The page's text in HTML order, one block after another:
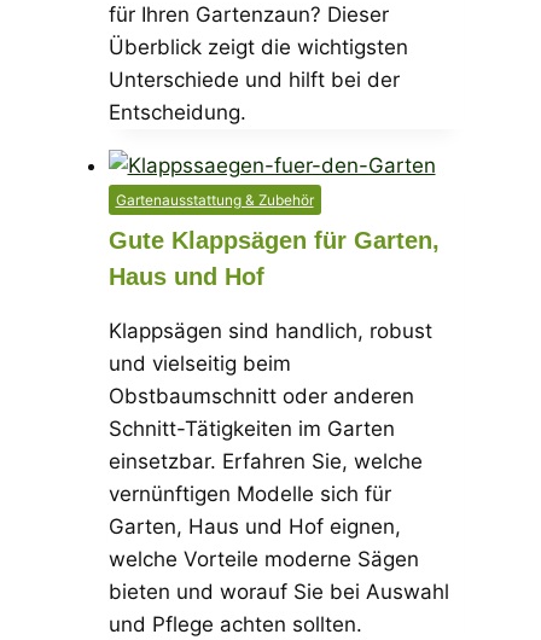
für Ihren Gartenzaun? Dieser
Überblick zeigt die wichtigsten
Unterschiede und hilft bei der
Entscheidung.
Gartenausstattung & Zubehör
Gute Klappsägen für Garten,
Haus und Hof
Klappsägen sind handlich, robust
und vielseitig beim
Obstbaumschnitt oder anderen
Schnitt-Tätigkeiten im Garten
einsetzbar. Erfahren Sie, welche
vernünftigen Modelle sich für
Garten, Haus und Hof eignen,
welche Vorteile moderne Sägen
bieten und worauf Sie bei Auswahl
und Pflege achten sollten.